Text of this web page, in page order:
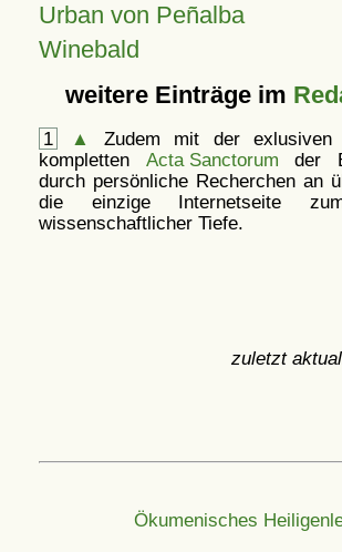
Urban von Peñalba
Winebald
weitere Einträge im
1 ▲
Zudem mit der exlusiven
kompletten Acta Sanctorum der
durch persönliche Recherchen an
die einzige Internetseite
wissenschaftlicher Tiefe.
zuletzt
Ökumenisches